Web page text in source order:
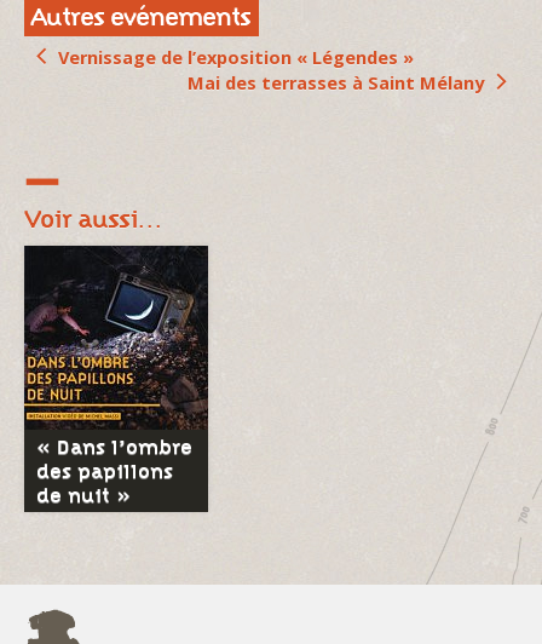
Autres evénements
Vernissage de l’exposition « Légendes »
Mai des terrasses à Saint Mélany
Voir aussi…
« Dans l’ombre
des papillons
de nuit »